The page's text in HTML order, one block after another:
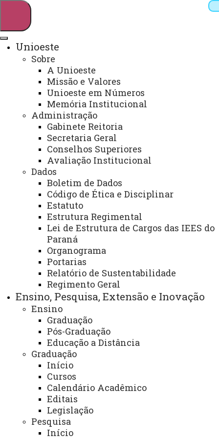
Webmail Sistemas
Telefones
Arquivo Virtual
Campus
Unioeste
Sobre
A Unioeste
Missão e Valores
Unioeste em Números
Memória Institucional
Administração
Gabinete Reitoria
Secretaria Geral
Conselhos Superiores
Avaliação Institucional
Dados
Boletim de Dados
Código de Ética e Disciplinar
Estatuto
Estrutura Regimental
Lei de Estrutura de Cargos das IEES do
Paraná
Organograma
Portarias
Relatório de Sustentabilidade
Regimento Geral
Ensino, Pesquisa, Extensão e Inovação
Ensino
Graduação
Pós-Graduação
Educação a Distância
Graduação
Início
Cursos
Calendário Acadêmico
Editais
Legislação
Pesquisa
Início
Centro de Ensino de Línguas -
CELTO
O Centro de Ensino de Línguas de Toledo - CELTO é
um espaço de abertura para a pluralidade linguística e
cultural no ambiente acadêmico, viabilizando a
realação transformadora entre a Universidade e a
Sociedade. O programa tem por finalidade articular
ações para a realização de atividades permanente de
Ensino, Pesquisa e Extensão em Línguas
Estrangeiras e Língua Portuguesa, visando o
atendimento das necessidades comunicativas
advindas da comunidade externa e interna.
Toledo.celto@unioeste.br
Atendimento via Telefone: